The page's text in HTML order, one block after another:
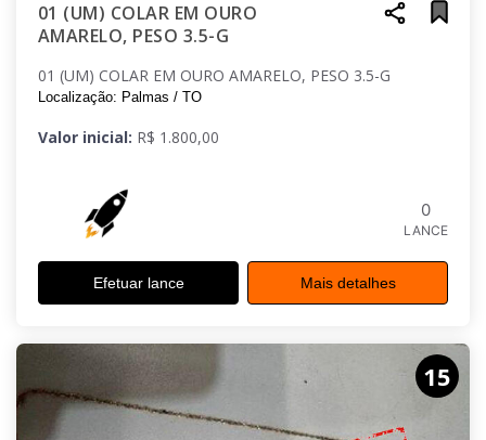
01 (UM) COLAR EM OURO
AMARELO, PESO 3.5-G
01 (UM) COLAR EM OURO AMARELO, PESO 3.5-G
Localização: Palmas / TO
Valor inicial: R$ 1.800,00
0
LANCE
Efetuar lance Mais detalhes
15